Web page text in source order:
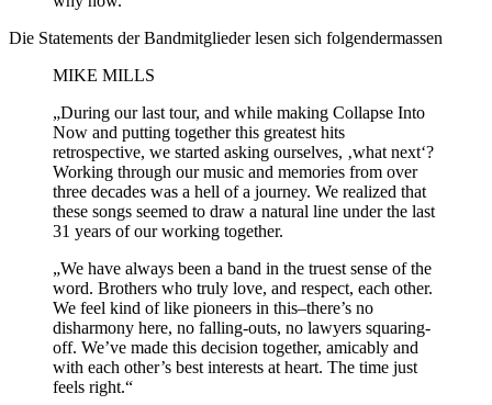
Die Statements der Bandmitglieder lesen sich folgendermassen
MIKE MILLS
„During our last tour, and while making Collapse Into
Now and putting together this greatest hits
retrospective, we started asking ourselves, ‚what next‘?
Working through our music and memories from over
three decades was a hell of a journey. We realized that
these songs seemed to draw a natural line under the last
31 years of our working together.
„We have always been a band in the truest sense of the
word. Brothers who truly love, and respect, each other.
We feel kind of like pioneers in this–there’s no
disharmony here, no falling-outs, no lawyers squaring-
off. We’ve made this decision together, amicably and
with each other’s best interests at heart. The time just
feels right.“